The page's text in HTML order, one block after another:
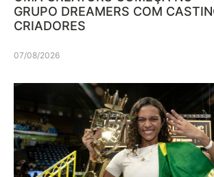
GRUPO DREAMERS COM
CRIADORES
07/08/2026